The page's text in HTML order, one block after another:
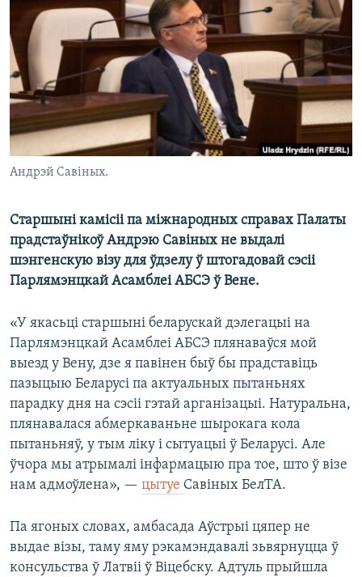
КУЛЬТУРА
КАЛЯНДАР
МОВА
НА ХВАЛЯХ СВАБОДЫ
Андрэй Савіных.
Старшыні камісіі па міжнародных справах Палаты
прадстаўнікоў Андрэю Савіных не выдалі
шэнгенскую візу для ўдзелу ў штогадовай сэсіі
Парлямэнцкай Асамблеі АБСЭ ў Вене.
«У якасьці старшыні беларускай дэлегацыі на
Парлямэнцкай Асамблеі АБСЭ плянаваўся мой
выезд у Вену, дзе я павінен быў бы прадставіць
пазыцыю Беларусі па актуальных пытаньнях
парадку дня на сэсіі гэтай арганізацыі. Натуральна,
плянавалася абмеркаваньне шырокага кола
пытаньняў, у тым ліку і сытуацыі ў Беларусі. Але
ўчора мы атрымалі інфармацыю пра тое, што ў візе
нам адмоўлена», — цытуе Савіных БелТА.
Па ягоных словах, амбасада Аўстрыі цяпер не
выдае візы, таму яму рэкамэндавалі зьвярнуцца ў
консульства ў Латвіі ў Віцебску. Адтуль прыйшла